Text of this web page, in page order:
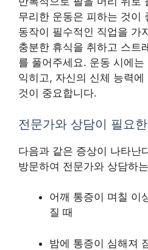
무리한 운동은 피하는 것이
동작이 필수적인 직업을 가
충분한 휴식을 취하고 스트
를 풀어주세요. 운동 시에
익히고, 자신의 신체 능력
것이 중요합니다.
전문가와 상담이 필요
다음과 같은 증상이 나타난
방문하여 전문가와 상담하
어깨 통증이 며칠 이
질 때
밤에 통증이 심해져